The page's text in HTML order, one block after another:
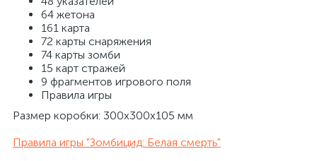
64 жетона
161 карта
72 карты снаряжения
74 карты зомби
15 карт стражей
9 фрагментов игрового поля
Правила игры
Размер коробки: 300х300х105 мм
Правила игры "Зомбицид: Белая смерть"